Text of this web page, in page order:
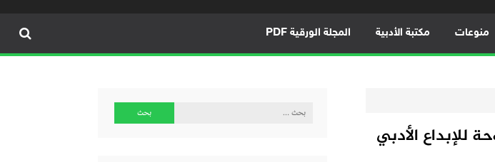
منوعات مكتبة الأدبية المجلة الورقية PDF
للإبداع الأدبي
البحث